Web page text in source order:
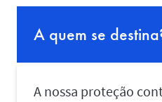
A quem se
A nossa proteção